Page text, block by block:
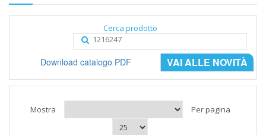
Cerca prodotto
VAI ALLE NOVITÀ
Download catalogo PDF
Mostra Per pagina